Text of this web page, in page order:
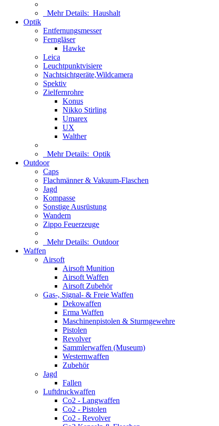
Mehr Details: Haushalt
Optik
Entfernungsmesser
Ferngläser
Hawke
Leica
Leuchtpunktvisiere
Nachtsichtgeräte,Wildcamera
Spektiv
Zielfernrohre
Konus
Nikko Stirling
Umarex
UX
Walther
Mehr Details: Optik
Outdoor
Caps
Flachmänner & Vakuum-Flaschen
Jagd
Kompasse
Sonstige Ausrüstung
Wandern
Zippo Feuerzeuge
Mehr Details: Outdoor
Waffen
Airsoft
Airsoft Munition
Airsoft Waffen
Airsoft Zubehör
Gas-, Signal- & Freie Waffen
Dekowaffen
Erma Waffen
Maschinenpistolen & Sturmgewehre
Pistolen
Revolver
Sammlerwaffen (Museum)
Westernwaffen
Zubehör
Jagd
Fallen
Luftdruckwaffen
Co2 - Langwaffen
Co2 - Pistolen
Co2 - Revolver